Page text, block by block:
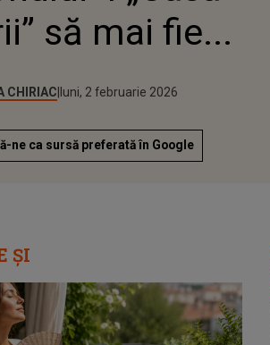
să mai fie...
CHIRIACPublicat:
luni, 2 februarie 2026
Actualizat:
luni, 2 februarie 2026
ne ca sursă preferată în Google
ȘI